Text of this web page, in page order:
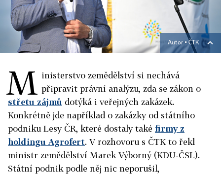
Autor ▪ ČTK
M inisterstvo zemědělství si nechává
připravit právní analýzu, zda se zákon o
střetu zájmů dotýká i veřejných zakázek.
Konkrétně jde například o zakázky od státního
podniku Lesy ČR, které dostaly také firmy z
holdingu Agrofert. V rozhovoru s ČTK to řekl
ministr zemědělství Marek Výborný (KDU-ČSL).
Státní podnik podle něj nic neporušil,